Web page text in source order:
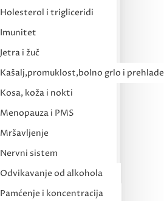
Holesterol i trigliceridi
Imunitet
Jetra i žuč
Kašalj,promuklost,bolno grlo i prehlade
Kosa, koža i nokti
Menopauza i PMS
Mršavljenje
Nervni sistem
Odvikavanje od alkohola
Pamćenje i koncentracija